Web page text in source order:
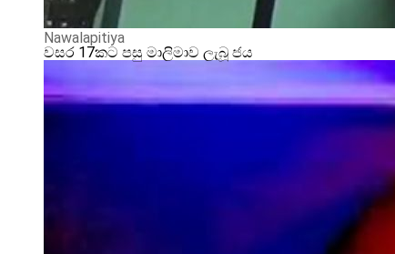
Nawalapitiya
වසර 17කට පසු මාලිමාව ලැබූ ජය